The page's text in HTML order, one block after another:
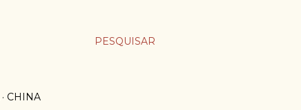
PESQUISAR
CHINA